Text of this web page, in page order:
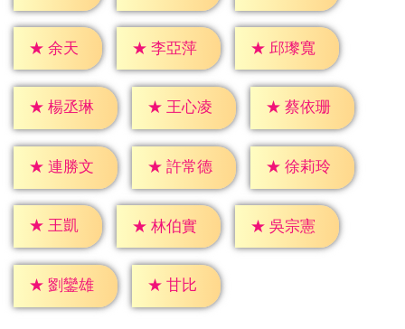
★ 余天 ★ 李亞萍 ★ 邱瓈寬
★ 楊丞琳 ★ 王心凌 ★ 蔡依珊
★ 連勝文 ★ 許常德 ★ 徐莉玲
★ 王凱 ★ 林伯實 ★ 吳宗憲
★ 劉鑾雄 ★ 甘比